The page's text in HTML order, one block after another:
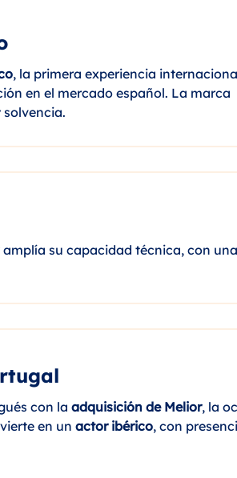
, la primera experiencia
en el mercado español. La marca
su capacidad técnica, con
con la adquisición de Melior, la
en un actor ibérico, con